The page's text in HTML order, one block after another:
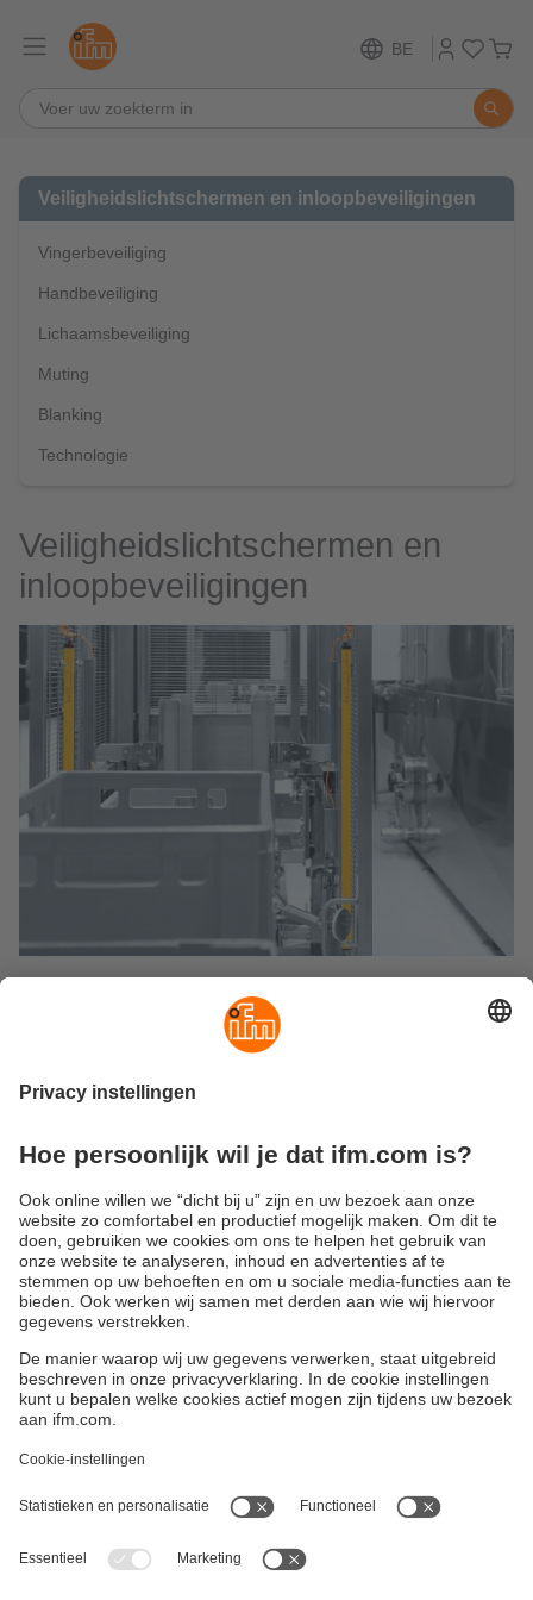
BE
Veiligheidslichtschermen en inloopbeveiligingen
Vingerbeveiliging
Handbeveiliging
Lichaamsbeveiliging
Muting
Blanking
Technologie
Veiligheidslichtschermen en
inloopbeveiligingen
Veiligheidslichtschermen worden overal toegepast waar
gevarenzones op betrouwbare wijze moeten worden
beveiligd. Dit zijn optische veiligheidsinrichtingen die uit
een zender en een ontvanger bestaan. Ze voldoen aan de
Typische toepassingen zijn de toegangsbeveiliging en de
gevarenzonebewaking bij robotcellen en productielijnen.
Voor het gebruik in de levensmiddelen- en
drankenindustrie staan apparaten met beschermbuis en
een hoge beschermingsklasse ter beschikking.
Duurzaamheid
Algemene verkoop- en leveringsvoorwaarden
Garantievoorwaarden
Toegankelijkheid
Zuiderlaan 91 - B6